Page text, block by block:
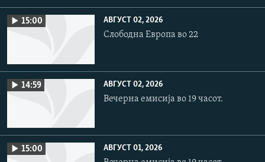
15:00 АВГУСТ 02, 2026
Слободна Европа во 22
14:59 АВГУСТ 02, 2026
Вечерна емисија во 19 часот.
15:00 АВГУСТ 01, 2026